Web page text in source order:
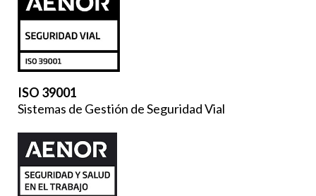
ISO 39001
Sistemas de Gestión de Seguridad Vial